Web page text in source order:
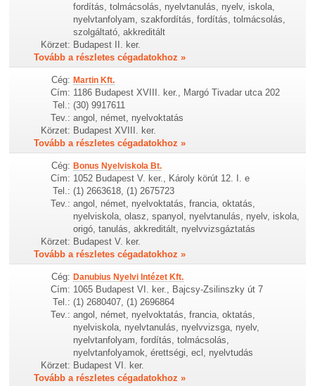
fordítás, tolmácsolás, nyelvtanulás, nyelv, iskola,
nyelvtanfolyam, szakfordítás, fordítás, tolmácsolás,
szolgáltató, akkreditált
Körzet: Budapest II. ker.
Tovább a részletes cégadatokhoz »
Cég: Martin Kft.
Cím: 1186 Budapest XVIII. ker., Margó Tivadar utca 202
Tel.: (30) 9917611
Tev.: angol, német, nyelvoktatás
Körzet: Budapest XVIII. ker.
Tovább a részletes cégadatokhoz »
Cég: Bonus Nyelviskola Bt.
Cím: 1052 Budapest V. ker., Károly körút 12. I. e
Tel.: (1) 2663618, (1) 2675723
Tev.: angol, német, nyelvoktatás, francia, oktatás,
nyelviskola, olasz, spanyol, nyelvtanulás, nyelv, iskola,
origó, tanulás, akkreditált, nyelvvizsgáztatás
Körzet: Budapest V. ker.
Tovább a részletes cégadatokhoz »
Cég: Danubius Nyelvi Intézet Kft.
Cím: 1065 Budapest VI. ker., Bajcsy-Zsilinszky út 7
Tel.: (1) 2680407, (1) 2696864
Tev.: angol, német, nyelvoktatás, francia, oktatás,
nyelviskola, nyelvtanulás, nyelvvizsga, nyelv,
nyelvtanfolyam, fordítás, tolmácsolás,
nyelvtanfolyamok, érettségi, ecl, nyelvtudás
Körzet: Budapest VI. ker.
Tovább a részletes cégadatokhoz »